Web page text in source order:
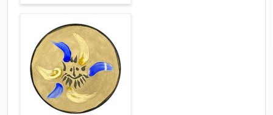
らお知らせください。その価格が適切かお返事申
し上げます。
作品コンディション 【任意】